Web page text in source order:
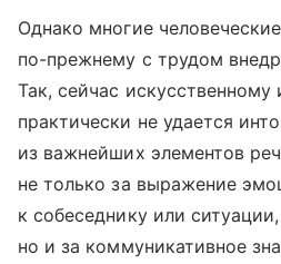
Однако многие
по-прежнему с трудом
Так, сейчас искусственному
практически не удается
из важнейших элементов
не только за выражение
к собеседнику или ситуации,
но и за коммуникативное